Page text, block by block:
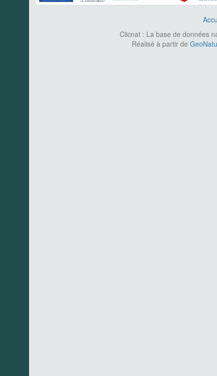
Clicnat : La base de données
Réalisé à partir de